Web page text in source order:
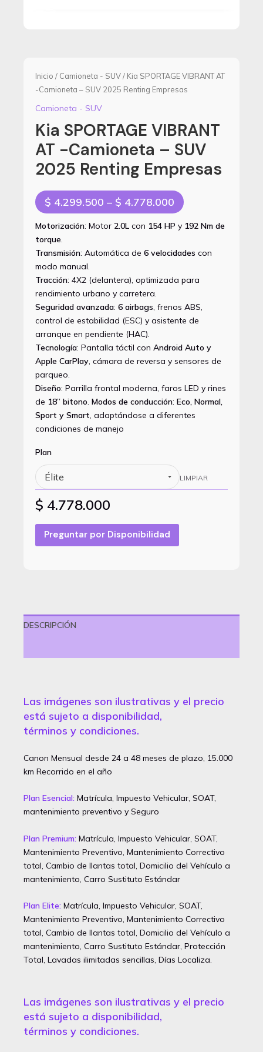
Inicio / Camioneta - SUV/ Kia SPORTAGE VIBRANT AT
-Camioneta – SUV 2025 Renting Empresas
Camioneta - SUV
Kia SPORTAGE VIBRANT
AT -Camioneta – SUV
2025 Renting Empresas
$ 4.299.500 – $ 4.778.000 Price
range:
$ 4.299.500
$ 4.778.000
Motorización: Motor 2.0L con 154 HP y 192 Nm de
torque.
Transmisión: Automática de 6 velocidades con
modo manual.
Tracción: 4X2 (delantera), optimizada para
rendimiento urbano y carretera.
Seguridad avanzada: 6 airbags, frenos ABS,
control de estabilidad (ESC) y asistente de
arranque en pendiente (HAC).
Tecnología: Pantalla táctil con Android Auto y
Apple CarPlay, cámara de reversa y sensores de
parqueo.
Diseño: Parrilla frontal moderna, faros LED y rines
de 18” bitono. Modos de conducción: Eco, Normal,
Sport y Smart, adaptándose a diferentes
condiciones de manejo
Plan
LIMPIAR
$ 4.778.000
Preguntar por Disponibilidad
DESCRIPCIÓN
Las imágenes son ilustrativas y el precio
está sujeto a disponibilidad,
términos y condiciones.
Canon Mensual desde 24 a 48 meses de plazo, 15.000
km Recorrido en el año
Plan Esencial: Matrícula, Impuesto Vehicular, SOAT,
mantenimiento preventivo y Seguro
Plan Premium: Matrícula, Impuesto Vehicular, SOAT,
Mantenimiento Preventivo, Mantenimiento Correctivo
total, Cambio de llantas total, Domicilio del Vehículo a
mantenimiento, Carro Sustituto Estándar
Plan Elite: Matrícula, Impuesto Vehicular, SOAT,
Mantenimiento Preventivo, Mantenimiento Correctivo
total, Cambio de llantas total, Domicilio del Vehículo a
mantenimiento, Carro Sustituto Estándar, Protección
Total, Lavadas ilimitadas sencillas, Días Localiza.
Las imágenes son ilustrativas y el precio
está sujeto a disponibilidad,
términos y condiciones.